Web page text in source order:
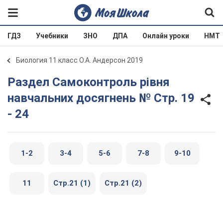
ГДЗ Учебники ЗНО ДПА Онлайн уроки НМТ
Биология 11 класс О.А. Андерсон 2019
Раздел Самоконтроль рівня
навчальних досягнень № Стр. 19
- 24
1-2 3-4 5-6 7-8 9-10
11 Стр.21 (1) Стр.21 (2)